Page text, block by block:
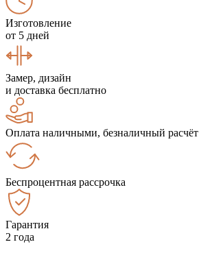
Изготовление
от 5 дней
Замер, дизайн
и доставка бесплатно
Оплата наличными, безналичный расчёт
Беспроцентная рассрочка
Гарантия
2 года